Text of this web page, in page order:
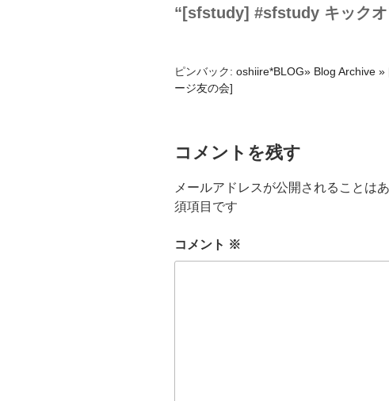
“[sfstudy] #sfstudy キックオ
ピンバック: oshiire*BLOG» Blog Archive
ージ友の会]
コメントを残す
メールアドレスが公開されることはあ
須項目です
コメント ※